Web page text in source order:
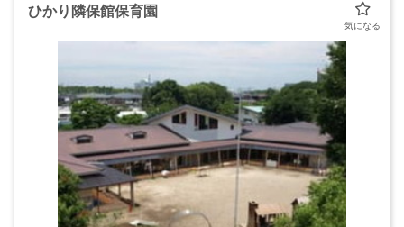
ひかり隣保館保育園